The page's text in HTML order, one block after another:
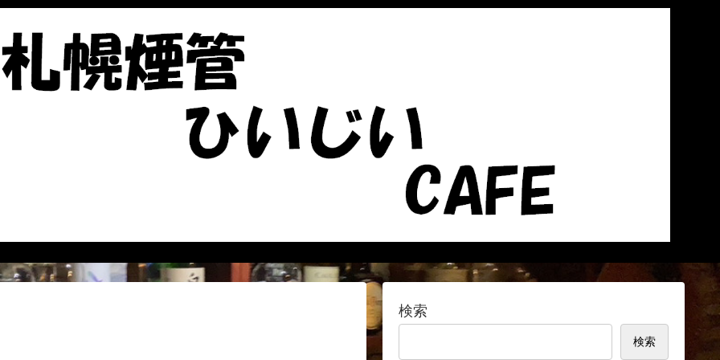
検索
検索